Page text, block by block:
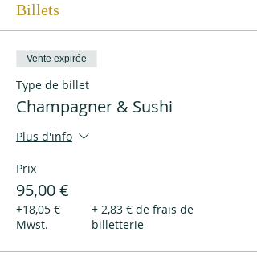
Billets
Vente expirée
Type de billet
Champagner & Sushi
Plus d'info
Prix
95,00 €
+18,05 €
Mwst.
+ 2,83 € de frais de
billetterie